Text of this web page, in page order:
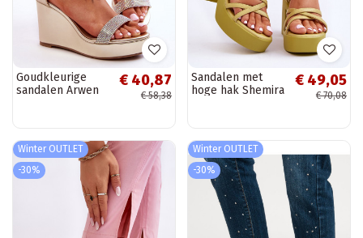
Goudkleurige
sandalen Arwen
€ 40,87
€ 58,38
Sandalen met
hoge hak Shemira
€ 49,05
€ 70,08
Winter OUTLET
-30%
Winter OUTLET
-30%